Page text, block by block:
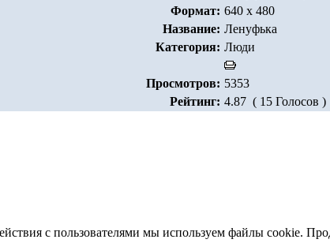
Формат: 640 x 480
Название: Ленуфька
Категория: Люди
Просмотров: 5353
Рейтинг: 4.87 ( 15 Голосов )
с пользователями мы используем файлы cookie.